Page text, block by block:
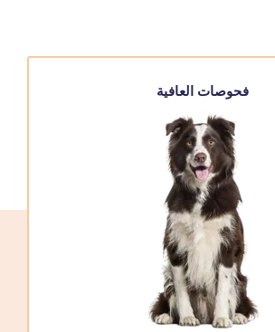
فحوصات العافية